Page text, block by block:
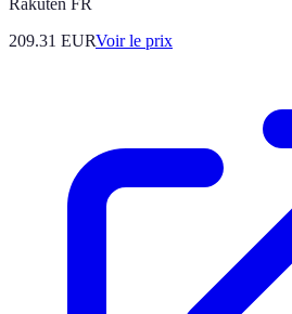
Rakuten FR
209.31 EURVoir le prix